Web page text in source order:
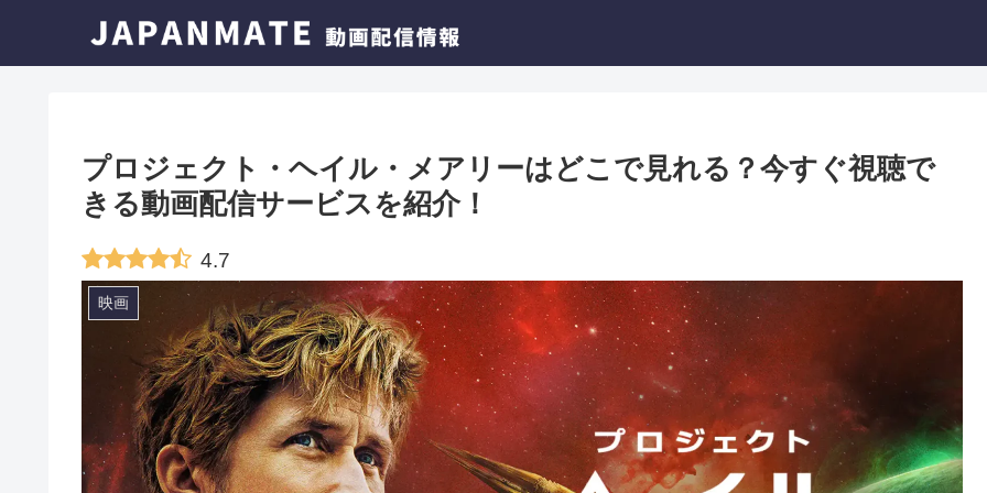
プロジェクト・ヘイル・メアリーはどこで見れる？今すぐ視聴で
きる動画配信サービスを紹介！
4.7
映画